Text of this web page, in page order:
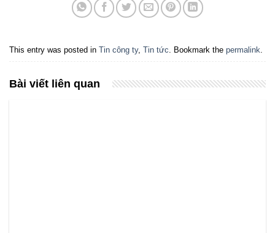
This entry was posted in Tin công ty, Tin tức. Bookmark the permalink.
Bài viết liên quan